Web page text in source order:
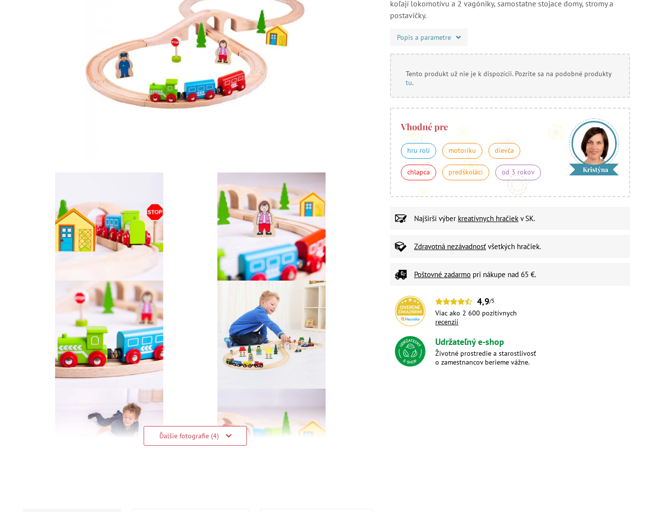
Ďalšie fotografie (4)
koľají lokomotívu a 2 vagóniky, samostatne stojace domy, stromy a
postavičky.
Popis a parametre
Tento produkt už nie je k dispozícii. Pozrite sa na podobné produkty
tu.
Vhodné pre
hru rolí motoriku dievča
chlapca predškoláci od 3 rokov Kristýna
Najširší výber kreatívnych hračiek v SK.
Zdravotná nezávadnosť všetkých hračiek.
Poštovné zadarmo pri nákupe nad 65 €.
4,9/5
Viac ako 2 600 pozitívnych
recenzií
Udržateľný e-shop
Životné prostredie a starostlivosť
o zamestnancov berieme vážne.